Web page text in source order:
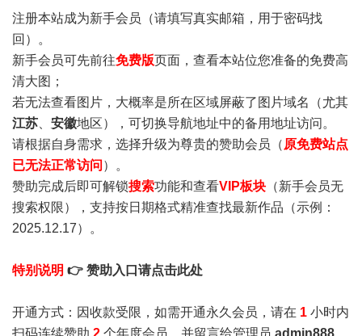
注册本站成为新手会员 （请填写真实邮箱，用于密码找
回）。
新手会员可先前往免费版页面，查看本站位您准备的免费高
清大图；
若无法查看图片，大概率是所在区域屏蔽了图片域名（尤其
江苏
安徽地区），可切换导航地址中的备用地址访问。
请根据自身需求，选择升级为尊贵的赞助会员（ 原免费站点
已无法正常访问 ）。
赞助完成后即可解锁搜索功能和查看VIP板块 （新手会员无
搜索权限），支持按日期格式精准查找最新作品（示例：
2025.12.17）。
特别说明 👉 赞助入口请点击此处
开通方式：因收款受限，如需开通永久会员，请在 1 小时内
扫码连续赞助 2 个年度会员，并留言给管理员 admin888